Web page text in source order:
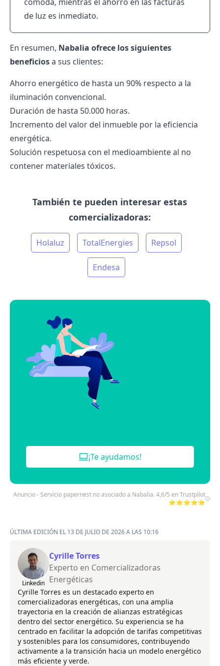
de luz es inmediato.
En resumen, Nabalia ofrece los siguientes
beneficiosa sus clientes:
Ahorro energético de hasta un 90% respecto a la
iluminación convencional.
Duración de hasta 50.000 horas.
Incremento del valor del inmueble por la eficiencia
energética.
Solución respetuosa con el medioambiente al no
contener materiales tóxicos.
También te pueden interesar estas
comercializadoras:
Holaluz TotalEnergies Repsol
Endesa
¡Te ayudamos!
Anuncio - Servicio papernest no asociado a Nabalia. 4,6/5 en Trustpilot
⭐⭐⭐⭐⭐
ÚLTIMA EDICIÓN EL 13 DE JULIO DE 2026 A LAS 10:16
Linkedin
Cyrille Torres
Experto en Comercializadoras
Energéticas
Cyrille Torres es un destacado experto en
comercializadoras energéticas, con una amplia
trayectoria en la creación de alianzas estratégicas
dentro del sector energético. Su experiencia se ha
centrado en facilitar la adopción de tarifas competitivas
y sostenibles para los consumidores, contribuyendo
activamente a la transición hacia un modelo energético
más eficiente y verde.